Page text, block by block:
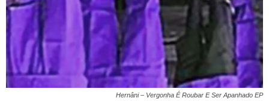
Hernâni – Vergonha É Roubar E Ser Apanhado EP